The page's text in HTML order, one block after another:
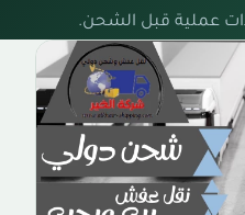
عملية قبل الشحن.